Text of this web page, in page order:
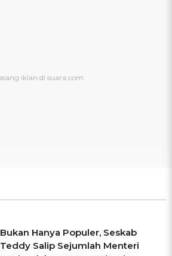
Bukan Hanya Populer, Seskab
Teddy Salip Sejumlah Menteri